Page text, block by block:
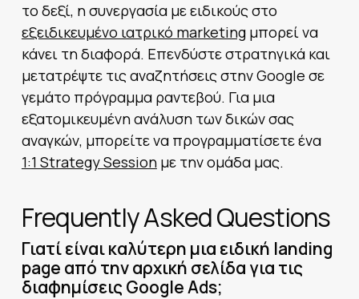
το δεξί, η συνεργασία με ειδικούς στο
εξειδικευμένο ιατρικό marketingμπορεί να
κάνει τη διαφορά. Επενδύστε στρατηγικά και
μετατρέψτε τις αναζητήσεις στην Google σε
γεμάτο πρόγραμμα ραντεβού. Για μια
εξατομικευμένη ανάλυση των δικών σας
αναγκών, μπορείτε να προγραμματίσετε ένα
1:1 Strategy Sessionμε την ομάδα μας.
Frequently Asked Questions
Γιατί είναι καλύτερη μια ειδική landing
page από την αρχική σελίδα για τις
διαφημίσεις Google Ads;